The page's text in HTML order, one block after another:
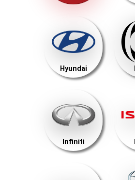
Hyundai
Infiniti